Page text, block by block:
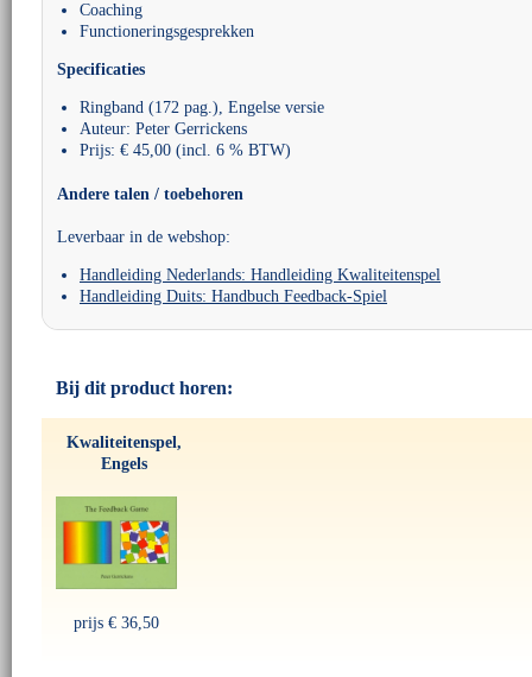
Coaching
Functioneringsgesprekken
Specificaties
Ringband (172 pag.), Engelse versie
Auteur: Peter Gerrickens
Prijs: € 45,00 (incl. 6 % BTW)
Andere talen / toebehoren
Leverbaar in de webshop:
Handleiding Nederlands: Handleiding Kwaliteitenspel
Handleiding Duits: Handbuch Feedback-Spiel
Bij dit product horen:
Kwaliteitenspel,
Engels
prijs € 36,50